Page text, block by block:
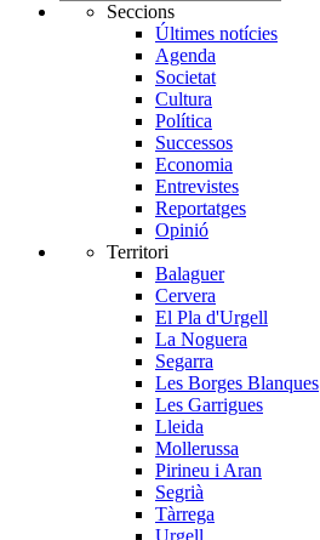
Seccions
Últimes notícies
Agenda
Societat
Cultura
Política
Successos
Economia
Entrevistes
Reportatges
Opinió
Territori
Balaguer
Cervera
El Pla d'Urgell
La Noguera
Segarra
Les Borges Blanques
Les Garrigues
Lleida
Mollerussa
Pirineu i Aran
Segrià
Tàrrega
Urgell